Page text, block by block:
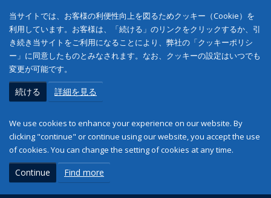
当サイトでは、お客様の利便性向上を図るためクッキー（Cookie）を
利用しています。お客様は、「続ける」のリンクをクリックするか、引
き続き当サイトをご利用になることにより、弊社の「クッキーポリシ
ー」に同意したものとみなされます。なお、クッキーの設定はいつでも
変更が可能です。
続ける 詳細を見る
We use cookies to enhance your experience on our website. By
clicking "continue" or continue using our website, you accept the use
of cookies. You can change the setting of cookies at any time.
Continue Find more